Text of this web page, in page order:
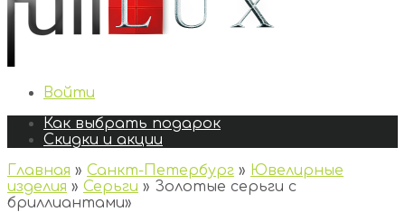
Войти
Как выбрать подарок
Скидки и акции
Главная » Санкт-Петербург » Ювелирные
изделия » Серьги » Золотые серьги с
бриллиантами»